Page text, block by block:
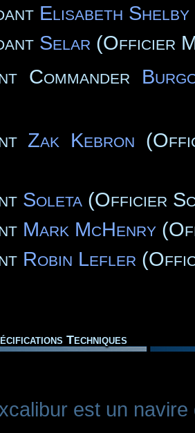
Elisabeth Shelby
Selar (Officier
Commander
Zak Kebron
Soleta(Officier
Mark McHenry
Robin Lefler
Techniques
est un